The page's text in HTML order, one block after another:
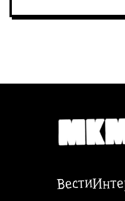
Вести